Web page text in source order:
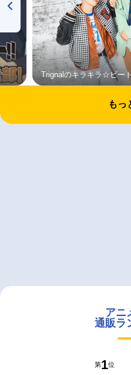
Trignalのキラキラ☆ビー
もっ
アニ
通販ラ
第1位